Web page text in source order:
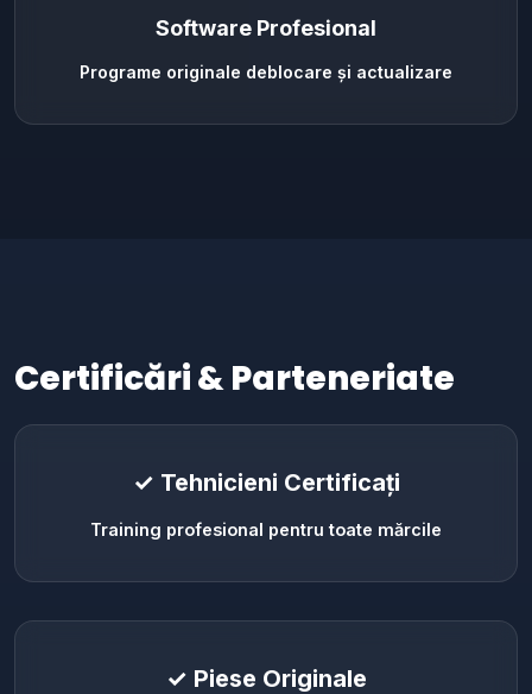
Software Profesional
Programe originale deblocare și actualizare
Certificări & Parteneriate
✓ Tehnicieni Certificați
Training profesional pentru toate mărcile
✓ Piese Originale